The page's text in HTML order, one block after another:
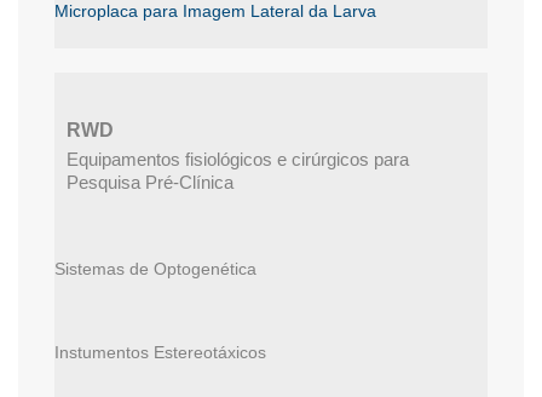
Microplaca para Imagem Lateral da Larva
RWD
Equipamentos fisiológicos e cirúrgicos para
Pesquisa Pré-Clínica
Sistemas de Optogenética
Instumentos Estereotáxicos